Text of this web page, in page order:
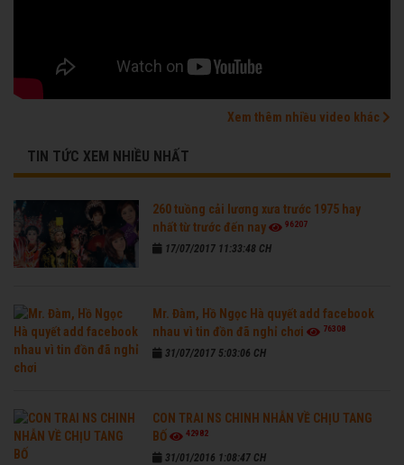
Xem thêm nhiều video khác
TIN TỨC XEM NHIỀU NHẤT
260 tuồng cải lương xưa trước 1975 hay
nhất từ trước đến nay
96207
17/07/2017 11:33:48 CH
Mr. Đàm, Hồ Ngọc Hà quyết add facebook
nhau vì tin đồn đã nghỉ chơi
76308
31/07/2017 5:03:06 CH
CON TRAI NS CHINH NHẪN VỀ CHỊU TANG
BỐ
42982
31/01/2016 1:08:47 CH